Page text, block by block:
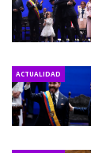
ACTUALIDAD